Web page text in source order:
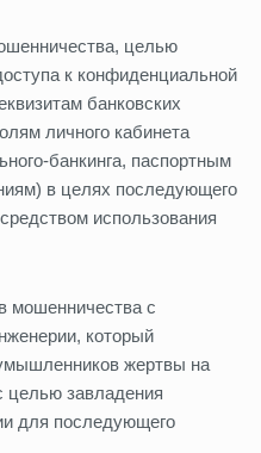
целью
к конфиденциальной
банковских
личного кабинета
банкинга, паспортным
в целях последующего
использования
мошенничества с
который
жертвы на
завладения
для последующего